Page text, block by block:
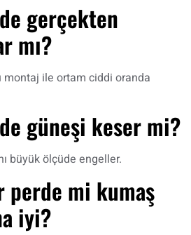
gerçekten
mı?
ile ortam ciddi oranda
güneşi keser mi?
büyük ölçüde engeller.
perde mi kumaş
iyi?